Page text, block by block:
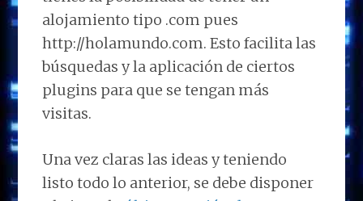
alojamiento tipo .com pues
http://holamundo.com. Esto facilita las
búsquedas y la aplicación de ciertos
plugins para que se tengan más
visitas.
Una vez claras las ideas y teniendo
listo todo lo anterior, se debe disponer